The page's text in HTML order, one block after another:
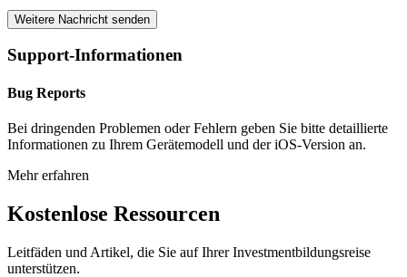
Weitere Nachricht senden
Support-Informationen
Bug Reports
Bei dringenden Problemen oder Fehlern geben Sie bitte detaillierte
Informationen zu Ihrem Gerätemodell und der iOS-Version an.
Mehr erfahren
Kostenlose Ressourcen
Leitfäden und Artikel, die Sie auf Ihrer Investmentbildungsreise
unterstützen.